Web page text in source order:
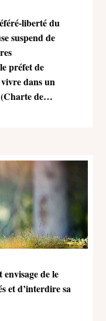
liberté du
suspend de
préfet de
dans un
de
de le
et d’interdire sa